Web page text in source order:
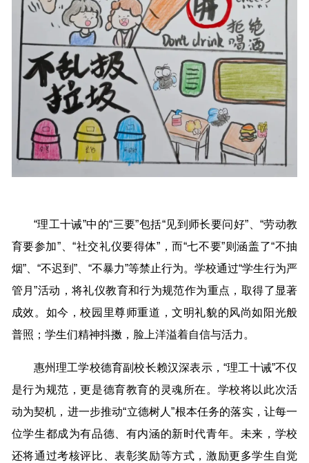
“理工十诫”中的“三要”包括“见到师长要问好”、“劳动教
育要参加”、“社交礼仪要得体”，而“七不要”则涵盖了“不抽
烟”、“不迟到”、“不暴力”等禁止行为。学校通过“学生行为严
管月”活动，将礼仪教育和行为规范作为重点，取得了显著
成效。如今，校园里尊师重道，文明礼貌的风尚如阳光般
普照；学生们精神抖擞，脸上洋溢着自信与活力。
惠州理工学校德育副校长赖汉深表示，“理工十诫”不仅
是行为规范，更是德育教育的灵魂所在。学校将以此次活
动为契机，进一步推动“立德树人”根本任务的落实，让每一
位学生都成为有品德、有内涵的新时代青年。未来，学校
还将通过考核评比、表彰奖励等方式，激励更多学生自觉